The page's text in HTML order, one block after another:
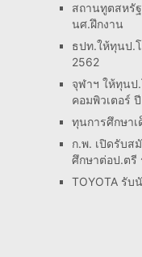
สถานทูตสหรัฐ
นศ.ฝึกงาน
ธปท.ให้ทุนป.
2562
จุฬาฯ ให้ทุนป
คอมพิวเตอร์
ทุนการศึกษา
ก.พ. เปิดรับส
ศึกษาต่อป.ตรี
TOYOTA รับ